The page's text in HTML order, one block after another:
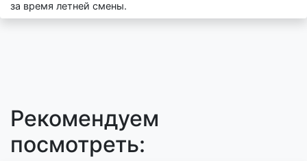
за время летней смены.
Рекомендуем
посмотреть: